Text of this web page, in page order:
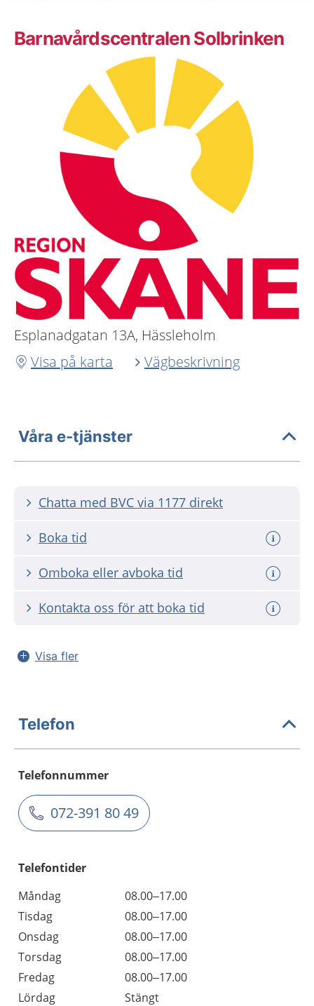
Barnavårdscentralen Solbrinken
Esplanadgatan 13A, Hässleholm
Visa på karta
Vägbeskrivning
Våra e-tjänster
Chatta med BVC via 1177 direkt
Boka tid
Omboka eller avboka tid
Kontakta oss för att boka tid
Visa fler
Telefon
Telefonnummer
072-391 80 49
Telefontider
Måndag
08.00–17.00
Tisdag
08.00–17.00
Onsdag
08.00–17.00
Torsdag
08.00–17.00
Fredag
08.00–17.00
Lördag
Stängt